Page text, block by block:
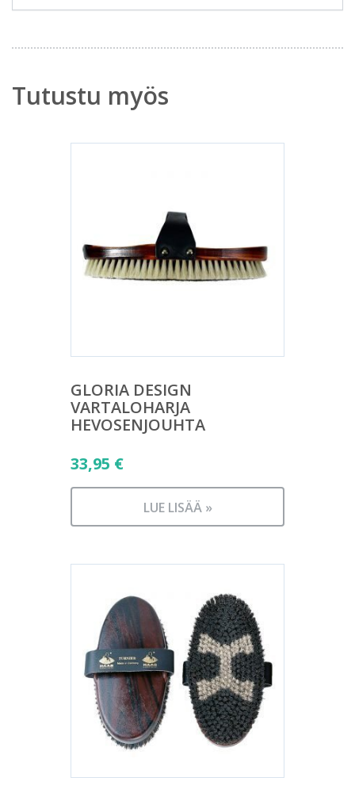
Tutustu myös
GLORIA DESIGN
VARTALOHARJA
HEVOSENJOUHTA
33,95 €
LUE LISÄÄ »